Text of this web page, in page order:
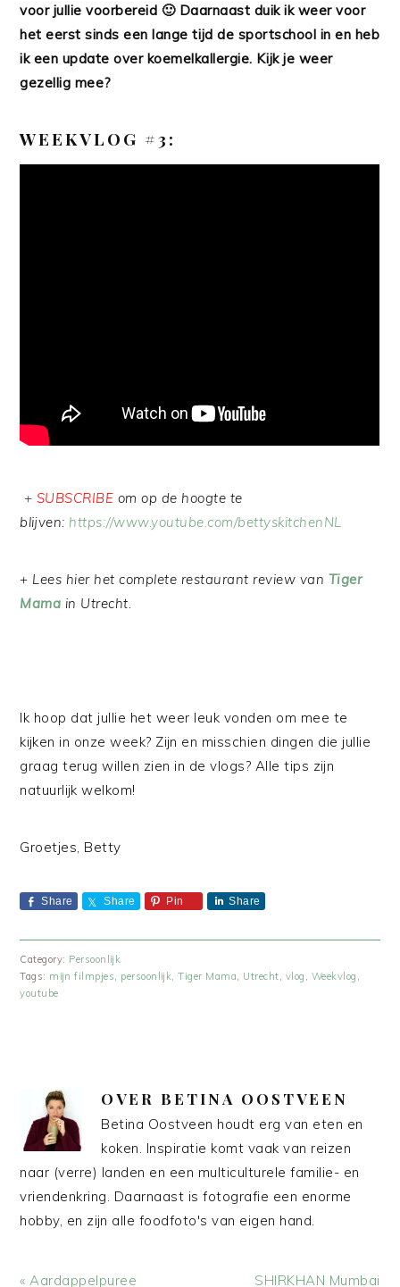
voor jullie voorbereid 🙂 Daarnaast duik ik weer voor
het eerst sinds een lange tijd de sportschool in en heb
ik een update over koemelkallergie. Kijk je weer
gezellig mee?
WEEKVLOG #3:
+ SUBSCRIBE om op de hoogte te
blijven: https://www.youtube.com/bettyskitchenNL
+ Lees hier het complete restaurant review van Tiger
Mama in Utrecht.
Ik hoop dat jullie het weer leuk vonden om mee te
kijken in onze week? Zijn en misschien dingen die jullie
graag terug willen zien in de vlogs? Alle tips zijn
natuurlijk welkom!
Groetjes, Betty
Share Share Pin Share
Category: Persoonlijk
Tags: mijn filmpjes, persoonlijk,Tiger Mama, Utrecht, vlog , Weekvlog ,
youtube
OVER BETINA OOSTVEEN
Betina Oostveen houdt erg van eten en
koken. Inspiratie komt vaak van reizen
naar (verre) landen en een multiculturele familie- en
vriendenkring. Daarnaast is fotografie een enorme
hobby, en zijn alle foodfoto's van eigen hand.
Vorig
« Aardappelpuree Volgend
SHIRKHAN Mumbai